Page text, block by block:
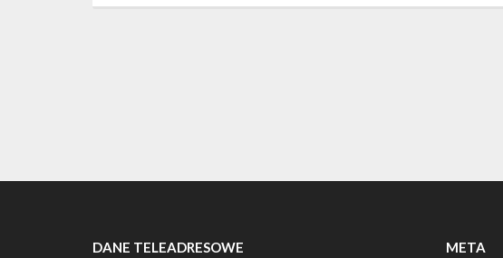
DANE TELEADRESOWE META